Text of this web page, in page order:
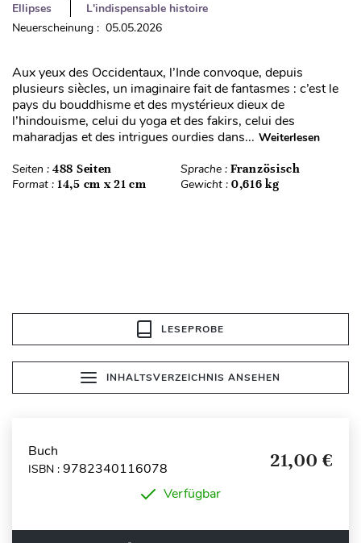
Ellipses
L'indispensable histoire
Neuerscheinung : 05.05.2026
Aux yeux des Occidentaux, l’Inde convoque, depuis
plusieurs siècles, un imaginaire fait de fantasmes : c’est le
pays du bouddhisme et des mystérieux dieux de
l’hindouisme, celui du yoga et des fakirs, celui des
maharadjas et des intrigues ourdies dans... Weiterlesen
Seiten : 488 Seiten Sprache : Französisch
Format : 14,5 cm x 21 cm Gewicht : 0,616 kg
LESEPROBE
INHALTSVERZEICHNIS ANSEHEN
Buch
ISBN : 9782340116078 21,00 €
Verfügbar